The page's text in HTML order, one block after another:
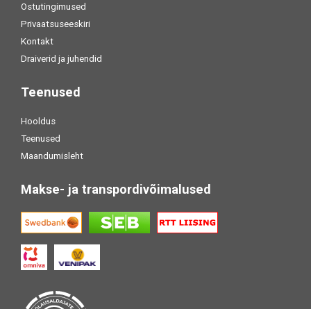
Ostutingimused
Privaatsuseeskiri
Kontakt
Draiverid ja juhendid
Teenused
Hooldus
Teenused
Maandumisleht
Makse- ja transpordivõimalused